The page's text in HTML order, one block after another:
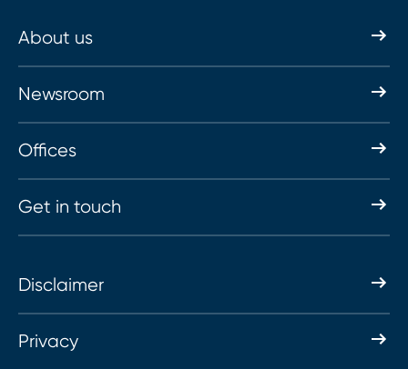
About us
Newsroom
Offices
Get in touch
Disclaimer
Privacy